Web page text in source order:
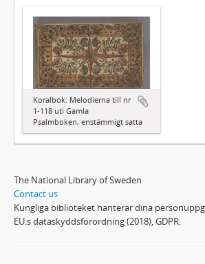
Koralbok: Melodierna till nr
1-118 uti Gamla
Psalmboken, enstämmigt satta
The National Library of Sweden
Contact us
Kungliga biblioteket hanterar dina
EU:s dataskyddsförordning (2018), GDPR.